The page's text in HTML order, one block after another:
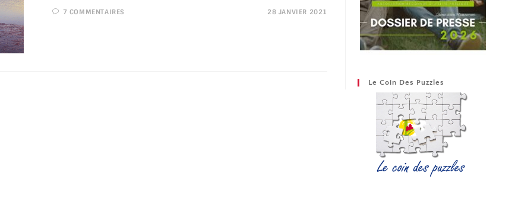
7 COMMENTAIRES 28 JANVIER 2021
Le Coin Des Puzzles